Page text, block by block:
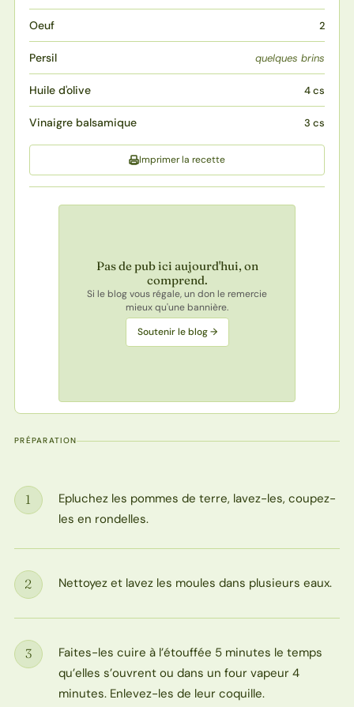
Oeuf 2
Persil quelques brins
Huile d'olive 4 cs
Vinaigre balsamique 3 cs
Imprimer la recette
Pas de pub ici aujourd'hui, on
comprend.
Si le blog vous régale, un don le remercie
mieux qu'une bannière.
Soutenir le blog →
PRÉPARATION
Étape
1
Epluchez les pommes de terre, lavez-les, coupez-
les en rondelles.
Étape
2 Nettoyez et lavez les moules dans plusieurs eaux.
Étape
3
Faites-les cuire à l’étouffée 5 minutes le temps
qu’elles s’ouvrent ou dans un four vapeur 4
minutes. Enlevez-les de leur coquille.